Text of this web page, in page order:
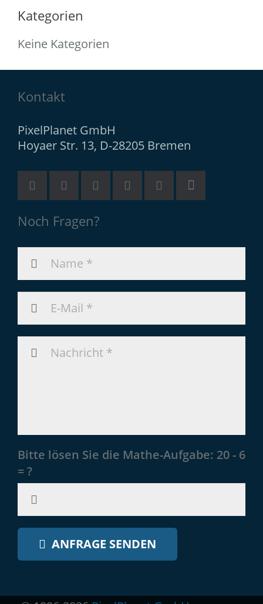
Kategorien
Keine Kategorien
Kontakt
PixelPlanet GmbH
Hoyaer Str. 13, D-28205 Bremen
Noch Fragen?
Bitte lösen Sie die Mathe-Aufgabe: 20 - 6
= ?
ANFRAGE SENDEN